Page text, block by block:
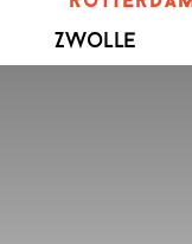
Zwolle